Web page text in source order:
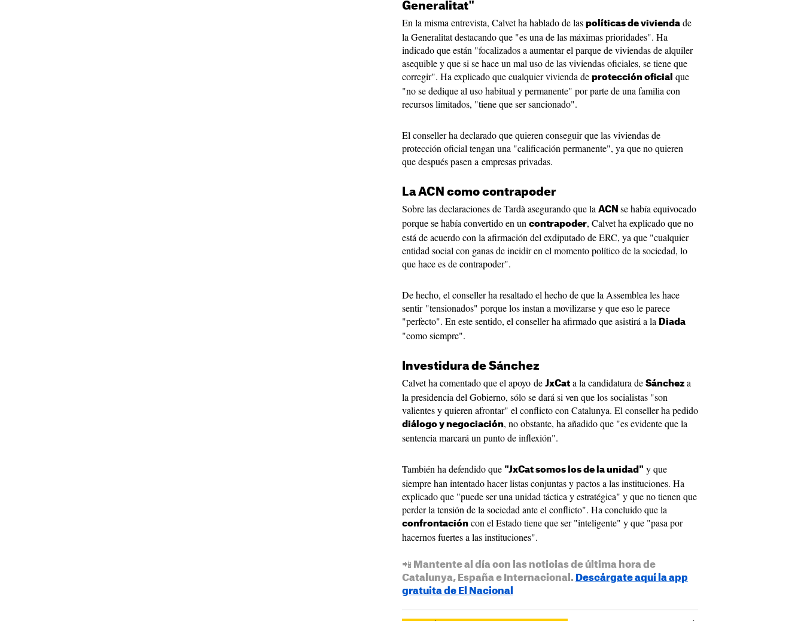
Generalitat"
En la misma entrevista, Calvet ha hablado de las políticas de vivienda de
la Generalitat destacando que "es una de las máximas prioridades". Ha
indicado que están "focalizados a aumentar el parque de viviendas de alquiler
asequible y que si se hace un mal uso de las viviendas oficiales, se tiene que
corregir". Ha explicado que cualquier vivienda de protección oficial que
"no se dedique al uso habitual y permanente" por parte de una familia con
recursos limitados, "tiene que ser sancionado".
El conseller ha declarado que quieren conseguir que las viviendas de
protección oficial tengan una "calificación permanente", ya que no quieren
que después pasen a empresas privadas.
La ACN como contrapoder
Sobre las declaraciones de Tardà asegurando que la ACN se había equivocado
porque se había convertido en un contrapoder, Calvet ha explicado que no
está de acuerdo con la afirmación del exdiputado de ERC, ya que "cualquier
entidad social con ganas de incidir en el momento político de la sociedad, lo
que hace es de contrapoder".
De hecho, el conseller ha resaltado el hecho de que la Assemblea les hace
sentir "tensionados" porque los instan a movilizarse y que eso le parece
"perfecto". En este sentido, el conseller ha afirmado que asistirá a la Diada
"como siempre".
Investidura de Sánchez
Calvet ha comentado que el apoyo de JxCat a la candidatura de Sánchez a
la presidencia del Gobierno, sólo se dará si ven que los socialistas "son
valientes y quieren afrontar" el conflicto con Catalunya. El conseller ha pedido
diálogo y negociación, no obstante, ha añadido que "es evidente que la
sentencia marcará un punto de inflexión".
También ha defendido que "JxCat somos los de la unidad" y que
siempre han intentado hacer listas conjuntas y pactos a las instituciones. Ha
explicado que "puede ser una unidad táctica y estratégica" y que no tienen que
perder la tensión de la sociedad ante el conflicto". Ha concluido que la
confrontación con el Estado tiene que ser "inteligente" y que "pasa por
hacernos fuertes a las instituciones".
📲 Mantente al día con las noticias de última hora de
Catalunya, España e Internacional. Descárgate aquí la app
gratuita de El Nacional